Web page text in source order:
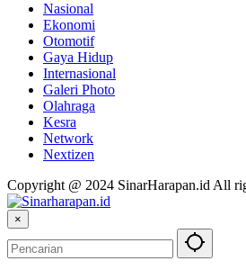
Nasional
Ekonomi
Otomotif
Gaya Hidup
Internasional
Galeri Photo
Olahraga
Kesra
Network
Nextizen
Copyright @ 2024 SinarHarapan.id All
×